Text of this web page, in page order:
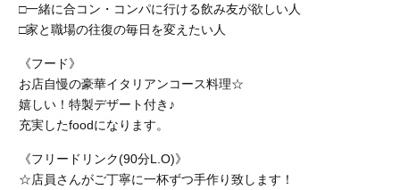
□一緒に合コン・コンパに行ける飲み友が欲しい人
□家と職場の往復の毎日を変えたい人
《フード》
お店自慢の豪華イタリアンコース料理☆
嬉しい！特製デザート付き♪
充実したfoodになります。
《フリードリンク(90分L.O)》
☆店員さんがご丁寧に一杯ずつ手作り致します！